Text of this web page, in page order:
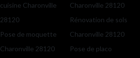
cuisine Charonville
28120
Pose de moquette
Charonville 28120
Charonville 28120
Rénovation de sols
Charonville 28120
Pose de placo